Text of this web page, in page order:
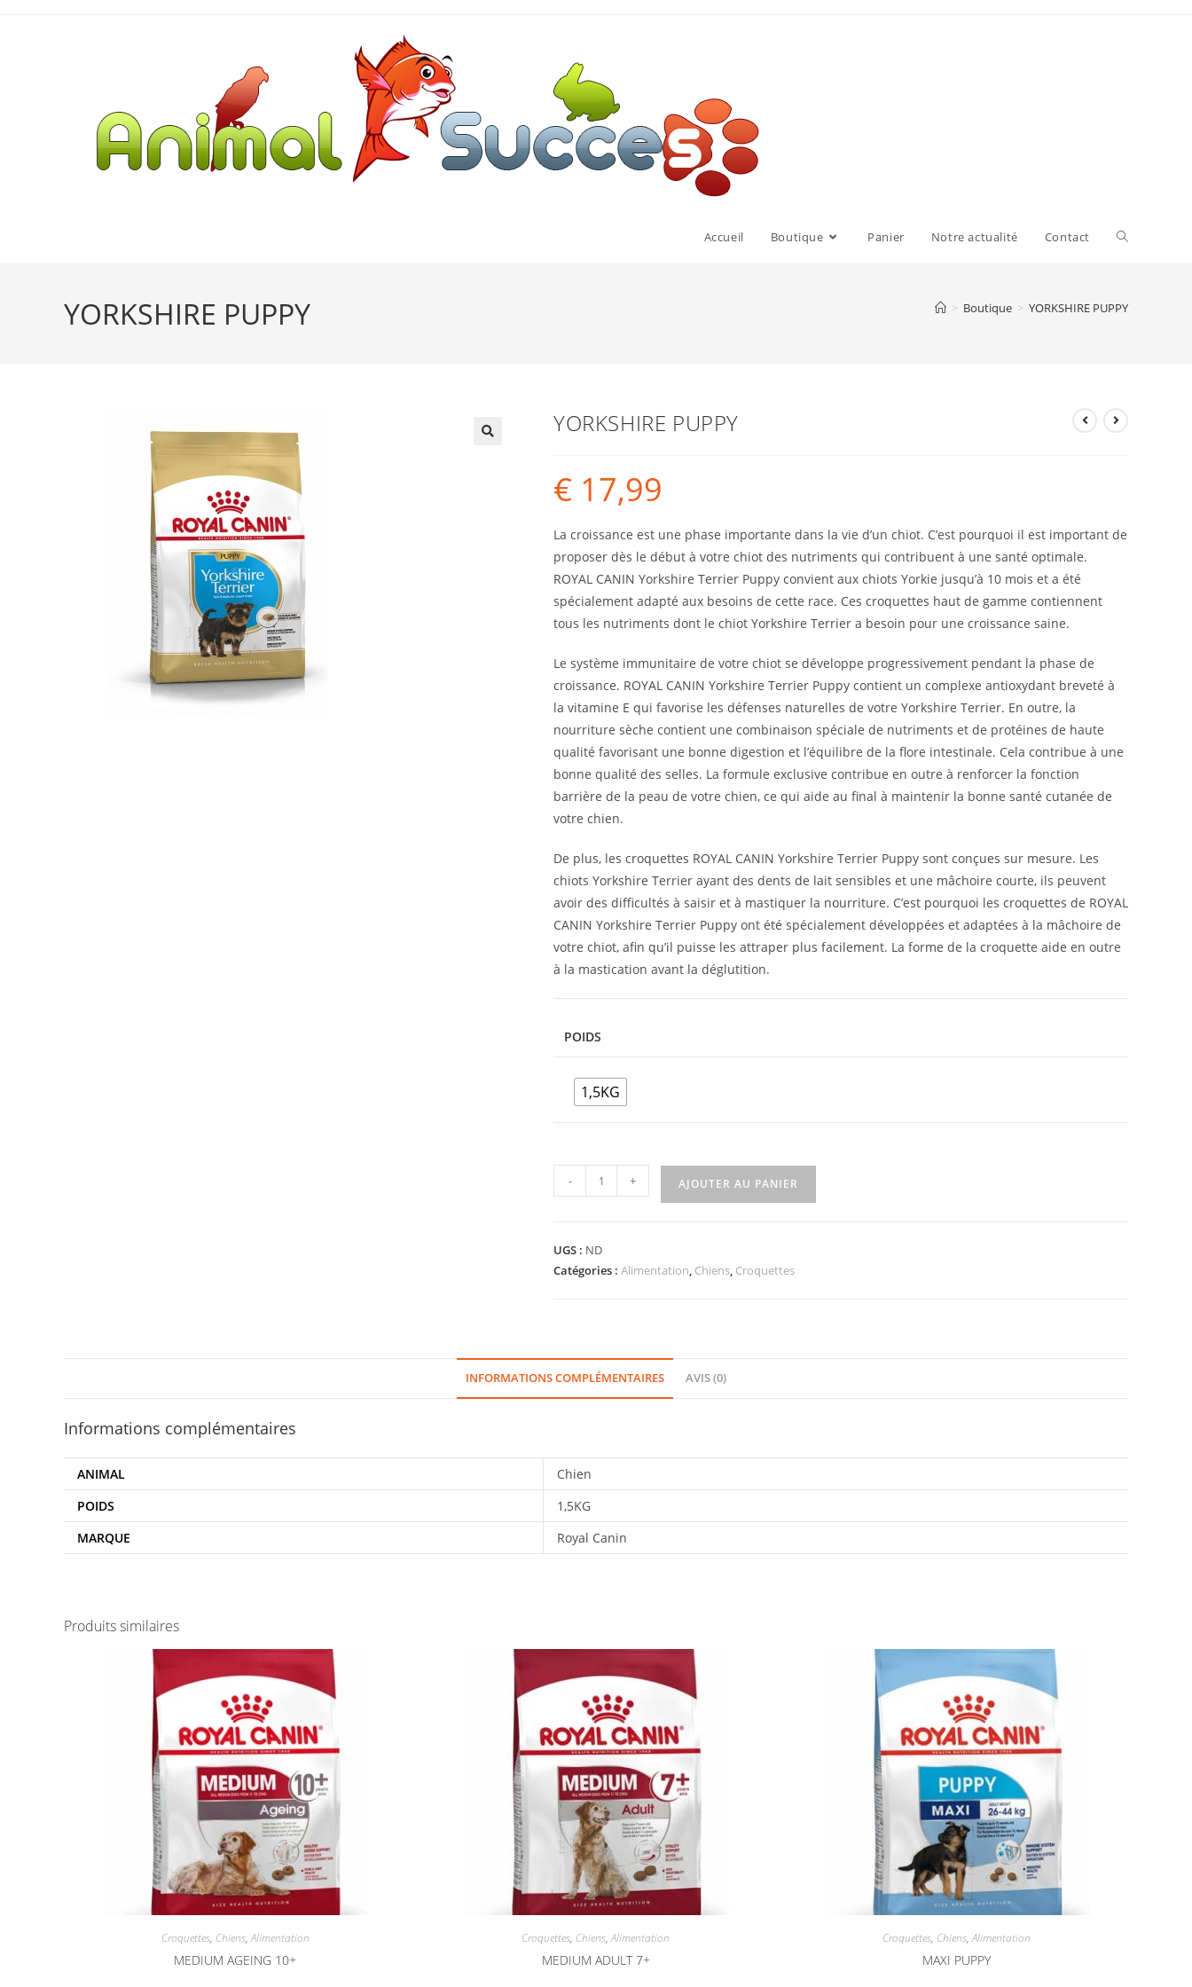
Accueil Boutique Panier Notre actualité Contact
YORKSHIRE PUPPY > Boutique > YORKSHIRE PUPPY
YORKSHIRE PUPPY
€ 17,99
La croissance est une phase importante dans la vie d’un chiot. C’est pourquoi il est important de
proposer dès le début à votre chiot des nutriments qui contribuent à une santé optimale.
ROYAL CANIN Yorkshire Terrier Puppy convient aux chiots Yorkie jusqu’à 10 mois et a été
spécialement adapté aux besoins de cette race. Ces croquettes haut de gamme contiennent
tous les nutriments dont le chiot Yorkshire Terrier a besoin pour une croissance saine.
Le système immunitaire de votre chiot se développe progressivement pendant la phase de
croissance. ROYAL CANIN Yorkshire Terrier Puppy contient un complexe antioxydant breveté à
la vitamine E qui favorise les défenses naturelles de votre Yorkshire Terrier. En outre, la
nourriture sèche contient une combinaison spéciale de nutriments et de protéines de haute
qualité favorisant une bonne digestion et l’équilibre de la flore intestinale. Cela contribue à une
bonne qualité des selles. La formule exclusive contribue en outre à renforcer la fonction
barrière de la peau de votre chien, ce qui aide au final à maintenir la bonne santé cutanée de
votre chien.
De plus, les croquettes ROYAL CANIN Yorkshire Terrier Puppy sont conçues sur mesure. Les
chiots Yorkshire Terrier ayant des dents de lait sensibles et une mâchoire courte, ils peuvent
avoir des difficultés à saisir et à mastiquer la nourriture. C’est pourquoi les croquettes de ROYAL
CANIN Yorkshire Terrier Puppy ont été spécialement développées et adaptées à la mâchoire de
votre chiot, afin qu’il puisse les attraper plus facilement. La forme de la croquette aide en outre
à la mastication avant la déglutition.
POIDS
1,5KG
- + AJOUTER AU PANIER
UGS : ND
Catégories : Alimentation, Chiens, Croquettes
INFORMATIONS COMPLÉMENTAIRES AVIS (0)
Informations complémentaires
ANIMAL
Chien
POIDS
1,5KG
MARQUE
Royal Canin
Produits similaires
Croquettes, Chiens,Alimentation
MEDIUM AGEING 10+
Croquettes, Chiens,Alimentation
MEDIUM ADULT 7+
Croquettes, Chiens,Alimentation
MAXI PUPPY